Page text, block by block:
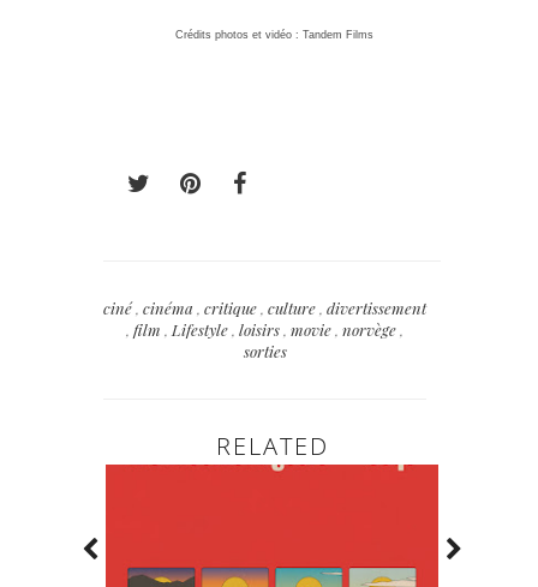
Crédits photos et vidéo : Tandem Films
ciné, cinéma , critique, culture, divertissement
, film , Lifestyle, loisirs, movie, norvège,
sorties
RELATED